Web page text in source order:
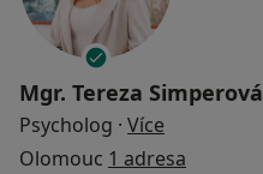
Mgr. Tereza Simperová
Psycholog · Více
Olomouc 1 adresa